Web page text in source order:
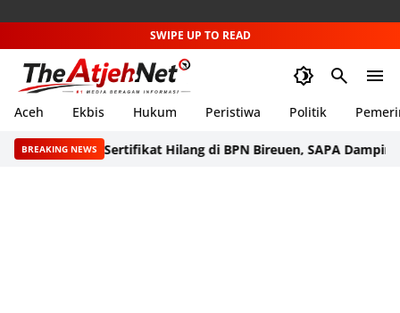
SWIPE UP TO READ
Aceh Ekbis Hukum Peristiwa Politik
BREAKING NEWS
Sertifikat Hilang di BPN Bireuen, SAPA Dampingi